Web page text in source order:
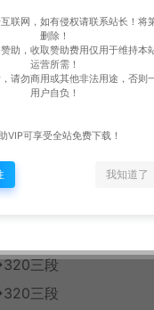
发90%增加到100%
时间降低到10秒
现概率60%降低至35%
加圣属性伤害
三段
三段
联网，如有侵权请联系站长！将
删除！
助，收取赞助费用仅用于维持本
运营所需！
请勿商用或其他非法用途，否则
用户自负！
VIP可享受全站免费下载！
我知道了